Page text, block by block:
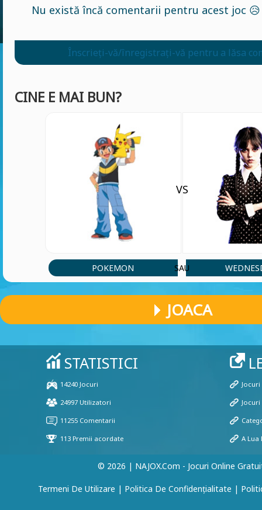
Nu există încă comentarii pentru acest joc
Înscrieți-vă/înregistrați-vă pentru a lăsa
CINE E MAI BUN?
POKEMON
VS
SAU
JOACA
© 2026 | NAJOX.com - Jocuri Online
Termeni De Utilizare | Politica De Confidențialitate |